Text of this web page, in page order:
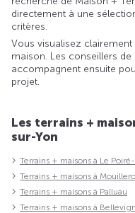
directement à une
critères.
Vous visualisez
maison. Les conseillers
accompagnent ensuite
projet.
Les terrains +
sur-Yon
Terrains + maisons à Le
Terrains + maisons à
Terrains + maisons à Palluau
Terrains + maisons à